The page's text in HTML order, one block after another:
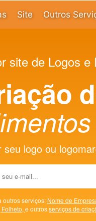
Site Outros
site de Logos e
seu logo ou
outros serviços: Nome de
Folheto, e outrosserviços de